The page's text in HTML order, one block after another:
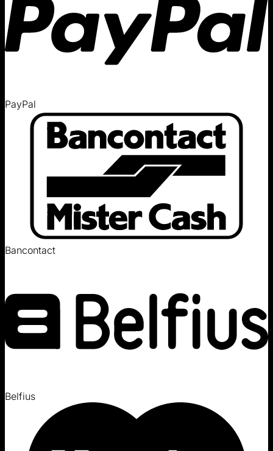
PayPal
Bancontact
Belfius